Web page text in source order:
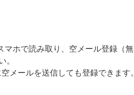
マホで読み取り、空メール登録（無
メールを送信しても登録できます。